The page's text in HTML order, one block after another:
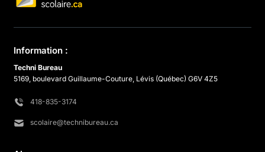
Information :
Techni Bureau
5169, boulevard Guillaume-Couture, Lévis (Québec) G6V 4Z5
418-835-3174
scolaire@technibureau.ca